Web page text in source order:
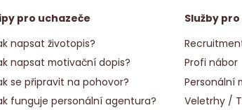
pro uchazeče
napsat životopis?
napsat motivační dopis?
se připravit na pohovor?
funguje personální agentura?
Služby
Profi nábor
Personální
Veletrhy /